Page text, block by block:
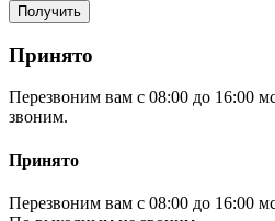
Принято
Перезвоним вам с 08:00 до 16:00
звоним.
Принято
Перезвоним вам с 08:00 до 16:00